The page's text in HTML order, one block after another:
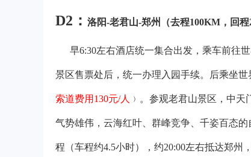
D2 ： 洛阳-老君山-郑州（去程100KM，回程
早6:30左右酒店统一集合出发，乘车前
景区售票处后，统一办理入园手续。后乘坐
索道费用130元/人 ﹚。参观老君山景区，中
气势雄伟，云海红叶、群峰竞争、千姿百态
程（车程约4.5小时），约20:00左右抵达